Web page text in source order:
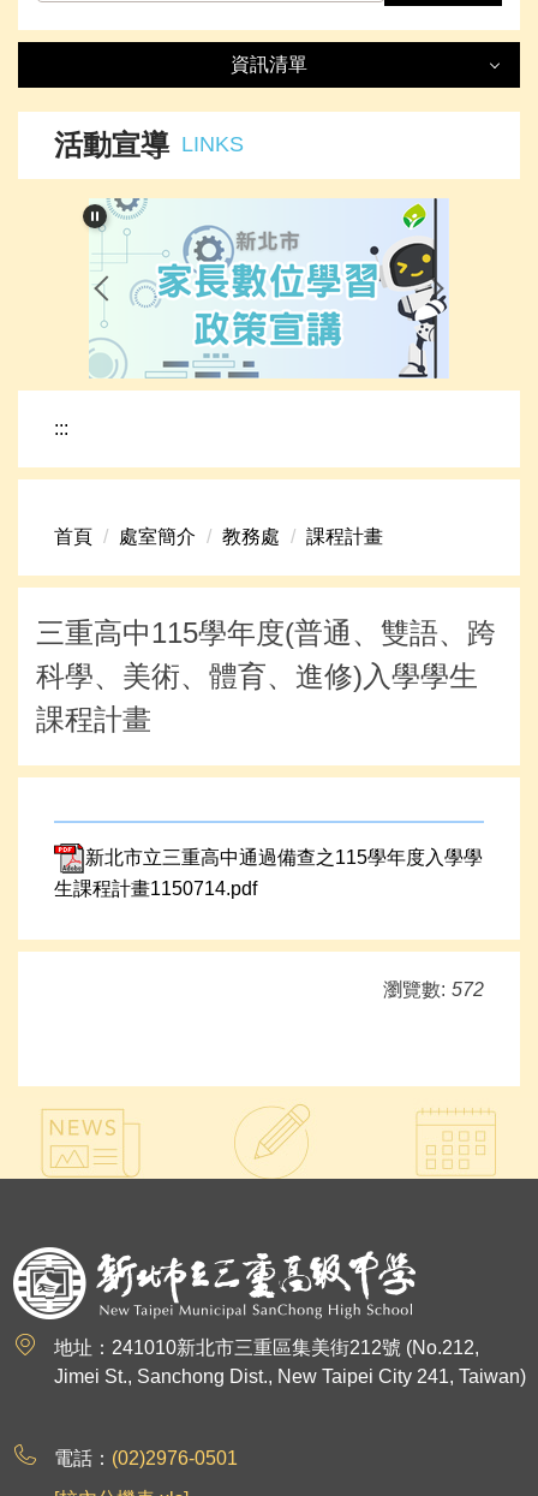
資訊清單
資訊清單 LIST
最新消息
處室簡介
榮譽事項
下載專區
網路資源
新生專區
學校組織
高中升學資訊
活動宣導 LINKS
:::
首頁 處室簡介 教務處 課程計畫
三重高中115學年度(普通、雙語、跨
科學、美術、體育、進修)入學學生
課程計畫
新北市立三重高中通過備查之115學年度入學學
生課程計畫1150714.pdf
瀏覽數: 572
地址：241010新北市三重區集美街212號 (No.212,
Jimei St., Sanchong Dist., New Taipei City 241, Taiwan)
電話： (02)2976-0501